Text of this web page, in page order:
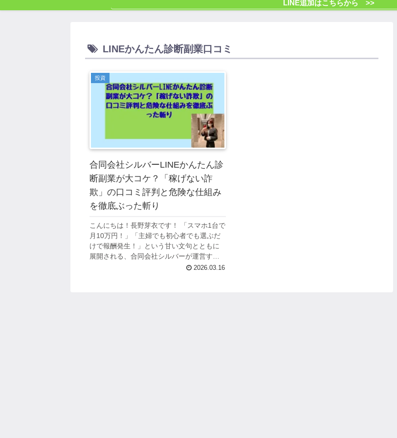
LINE追加はこちらから >>
LINEかんたん診断副業口コミ
投資
合同会社シルバーLINEかんたん診
断副業が大コケ？「稼げない詐
欺」の口コミ評判と危険な仕組み
を徹底ぶった斬り
こんにちは！長野芽衣です！ 「スマホ1台で
月10万円！」「主婦でも初心者でも選ぶだ
けで報酬発生！」という甘い文句とともに
展開される、合同会社シルバーが運営する
「LINEかんたん診断」という副業サービス
2026.03.16